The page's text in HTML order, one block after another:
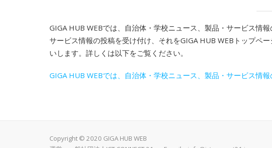
GIGA HUB WEBでは、自治体・学校ニュース、製品・サービス情
サービス情報の投稿を受け付け、それをGIGA HUB WEBトップペ
いします。詳しくは以下をご覧ください。
GIGA HUB WEBでは、自治体・学校ニュース、製品・サービス情
Copyright © 2020 GIGA HUB WEB